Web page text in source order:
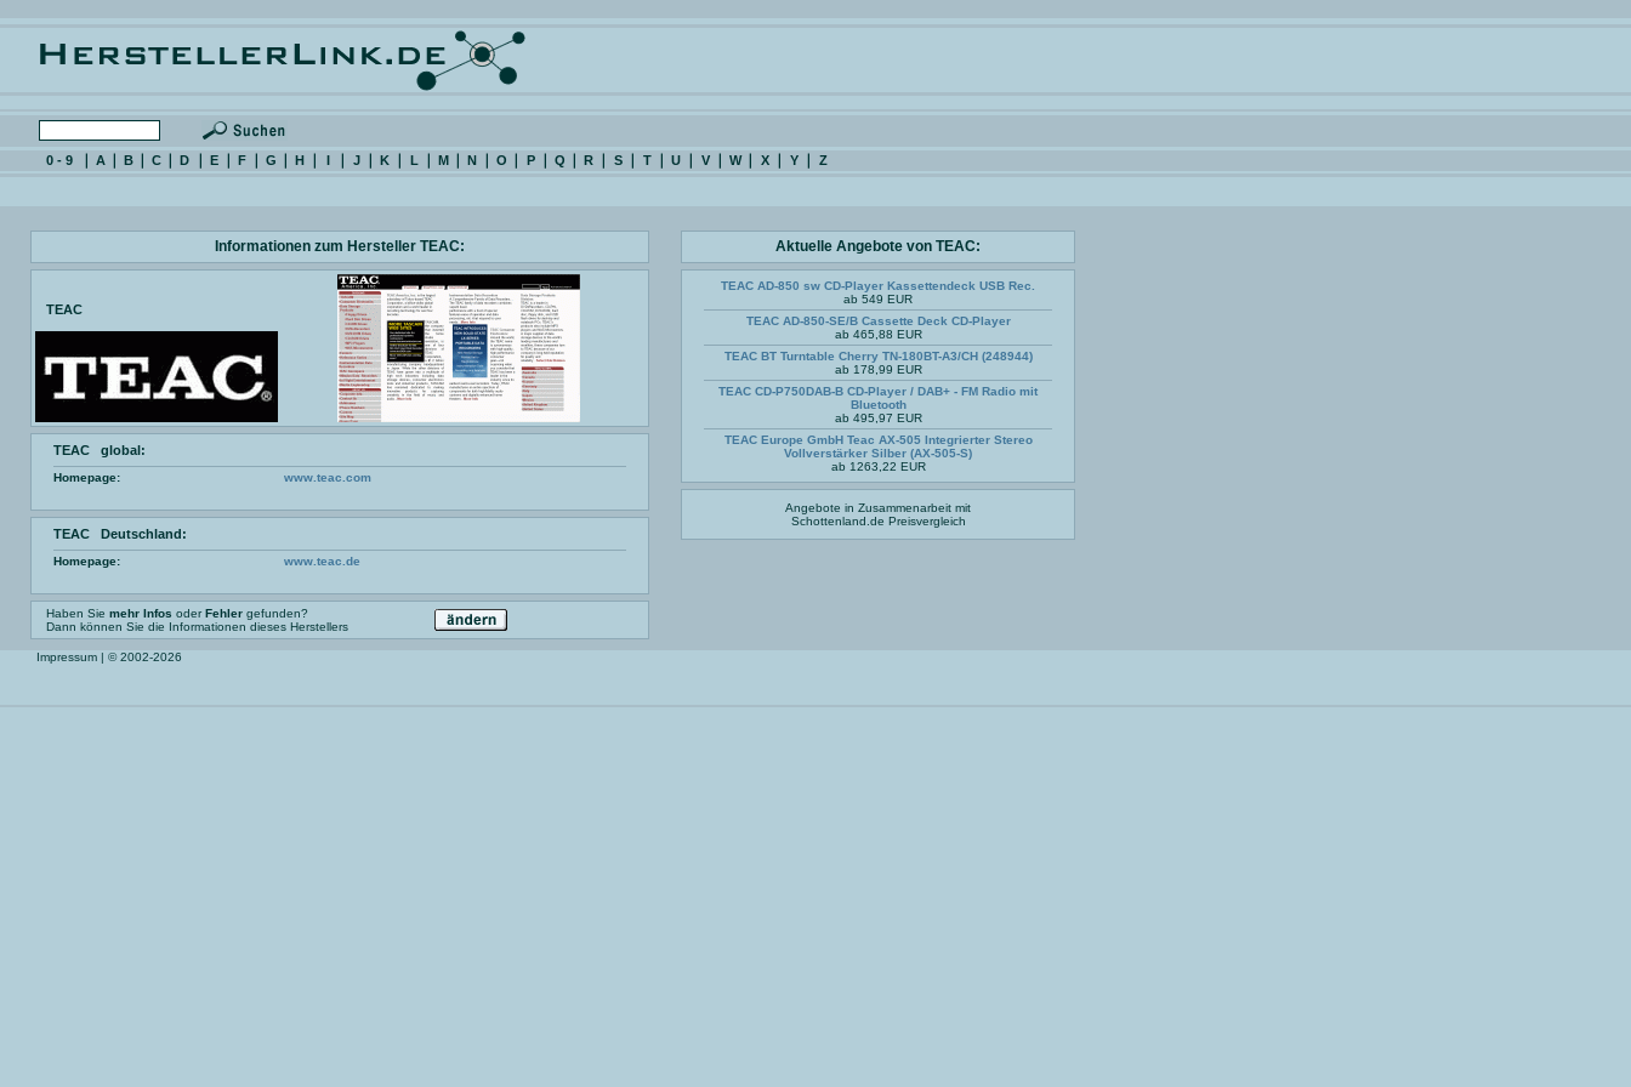
0 - 9 A B C D E F G H I J K L M N O P Q R S T U V W X Y Z
Informationen zum Hersteller TEAC:
TEAC
TEAC global:
Homepage: www.teac.com
TEAC Deutschland:
Homepage: www.teac.de
Haben Sie mehr Infos oderFehler gefunden?
Dann können Sie die Informationen dieses Herstellers
Aktuelle Angebote von TEAC:
TEAC AD-850 sw CD-Player Kassettendeck USB Rec.
ab 549 EUR
TEAC AD-850-SE/B Cassette Deck CD-Player
ab 465,88 EUR
TEAC BT Turntable Cherry TN-180BT-A3/CH (248944)
ab 178,99 EUR
TEAC CD-P750DAB-B CD-Player / DAB+ - FM Radio mit
Bluetooth
ab 495,97 EUR
TEAC Europe GmbH Teac AX-505 Integrierter Stereo
Vollverstärker Silber (AX-505-S)
ab 1263,22 EUR
Angebote in Zusammenarbeit mit
Schottenland.de Preisvergleich
Impressum | © 2002-2026